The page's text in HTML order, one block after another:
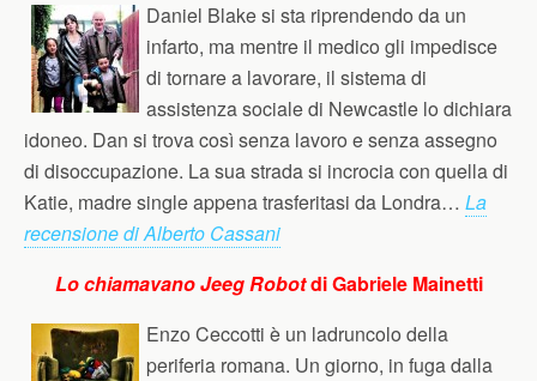
Daniel Blake si sta riprendendo da un
infarto, ma mentre il medico gli impedisce
di tornare a lavorare, il sistema di
assistenza sociale di Newcastle lo dichiara
idoneo. Dan si trova così senza lavoro e senza assegno
di disoccupazione. La sua strada si incrocia con quella di
Katie, madre single appena trasferitasi da Londra… La
recensione di Alberto Cassani
Lo chiamavano Jeeg Robotdi Gabriele Mainetti
Enzo Ceccotti è un ladruncolo della
periferia romana. Un giorno, in fuga dalla